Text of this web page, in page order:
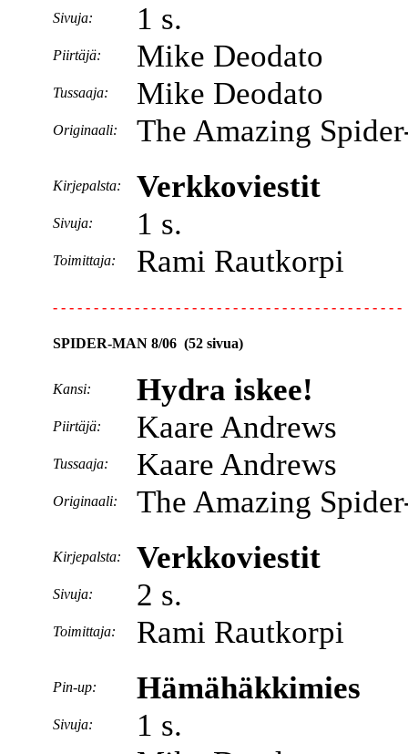
Sivuja: 1 s.
Piirtäjä: Mike Deodato
Tussaaja: Mike Deodato
Originaali: The Amazing
Kirjepalsta: Verkkoviestit
Sivuja: 1 s.
Toimittaja: Rami Rautkorpi
- - - - - - - - - - - - - - - - - - - - - - - - - - - - - - - - - - - - - - - - - - -
SPIDER-MAN 8/06 (52 sivua)
Kansi: Hydra iskee!
Piirtäjä: Kaare Andrews
Tussaaja: Kaare Andrews
Originaali: The Amazing
Kirjepalsta: Verkkoviestit
Sivuja: 2 s.
Toimittaja: Rami Rautkorpi
Pin-up: Hämähäkkimies
Sivuja:
1 s.